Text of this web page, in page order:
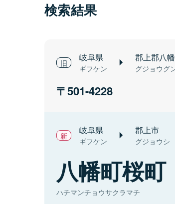
検索結果
岐阜県
ギフケン
郡上郡八
グジョウグ
501-4228
岐阜県
ギフケン
郡上市
グジョウシ
八幡町桜町
ハチマンチョウサクラマチ